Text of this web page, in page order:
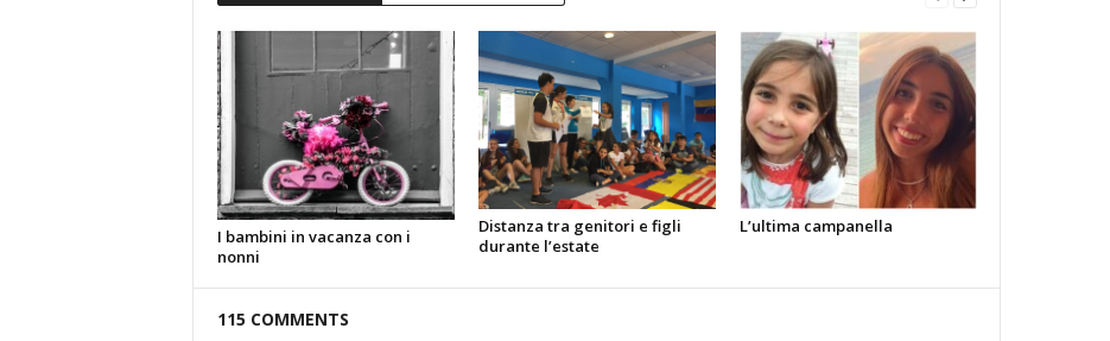
I bambini in vacanza con i
nonni
Distanza tra genitori e figli
durante l’estate
L’ultima campanella
115 COMMENTS